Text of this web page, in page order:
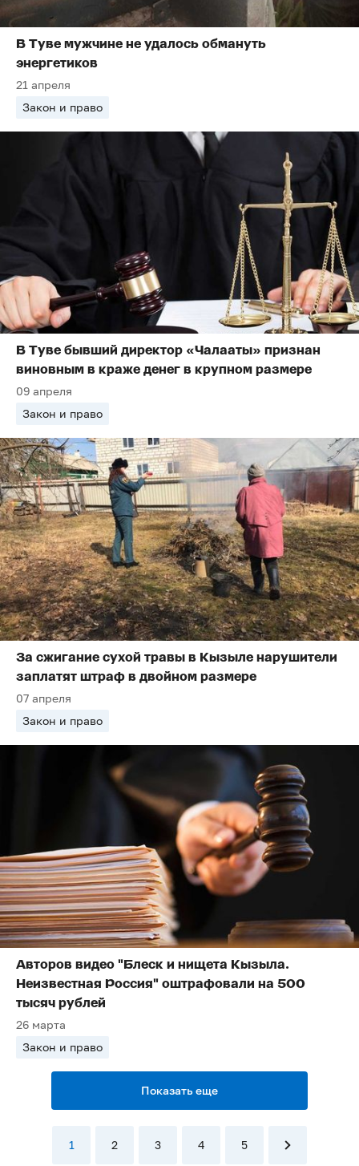
В Туве мужчине не удалось обмануть
энергетиков
21 апреля
Закон и право
В Туве бывший директор «Чалааты» признан
виновным в краже денег в крупном размере
09 апреля
Закон и право
За сжигание сухой травы в Кызыле нарушители
заплатят штраф в двойном размере
07 апреля
Закон и право
Авторов видео "Блеск и нищета Кызыла.
Неизвестная Россия" оштрафовали на 500
тысяч рублей
26 марта
Закон и право
Показать еще
1 2 3 4 5